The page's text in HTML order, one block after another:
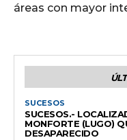
áreas con mayor
SUCESOS
SUCESOS.-
MONFORTE (LUGO)
DESAPARECIDO